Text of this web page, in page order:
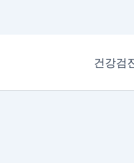
건강검